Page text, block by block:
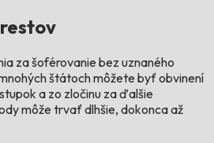
za šoférovanie bez uznaného
štátoch môžete byť obvinení
a zo zločinu za ďalšie
môže trvať dlhšie, dokonca až